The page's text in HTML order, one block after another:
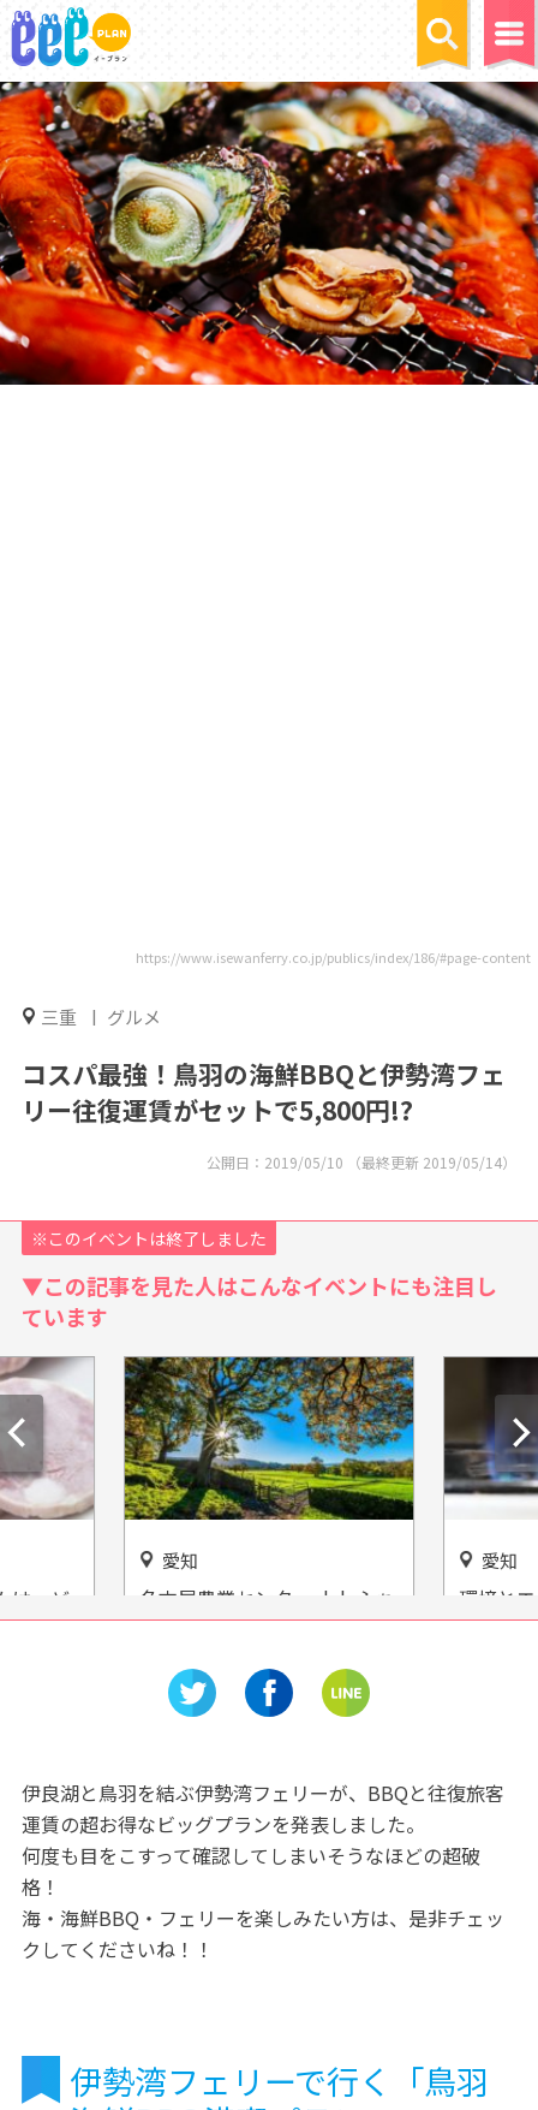
https://www.isewanferry.co.jp/publics/index/186/#page-content
三重 グルメ
コスパ最強！鳥羽の海鮮BBQと伊勢湾フェ
リー往復運賃がセットで5,800円!?
公開日： 2019/05/10 （最終更新 2019/05/14）
※このイベントは終了しました
▼この記事を見た人はこんなイベントにも注目し
ています
は、ど
？明宝
愛知
名古屋農業センター delaふぁ
ーむ 名古屋にいながら素敵な
愛知
環境と
れて楽
伊良湖と鳥羽を結ぶ伊勢湾フェリーが、BBQと往復旅客
運賃の超お得なビッグプランを発表しました。
何度も目をこすって確認してしまいそうなほどの超破
格！
海・海鮮BBQ・フェリーを楽しみたい方は、是非チェッ
クしてくださいね！！
伊勢湾フェリーで行く「鳥羽